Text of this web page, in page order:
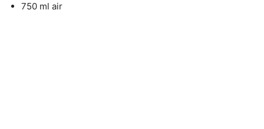
750 ml air